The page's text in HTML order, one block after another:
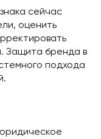
сейчас
оценить
Защита бренда в
подхода